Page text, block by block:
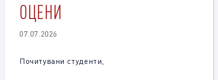
ОЦЕНИ
07.07.2026
Почитувани студенти,